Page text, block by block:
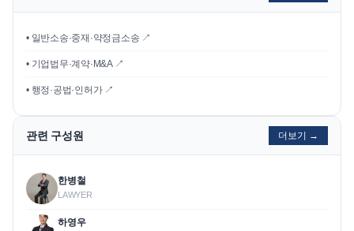
• 일반소송·중재·약정금소송 ↗
• 기업법무·계약·M&A ↗
• 행정·공법·인허가 ↗
관련 구성원 더보기 →
한병철
LAWYER
하영우